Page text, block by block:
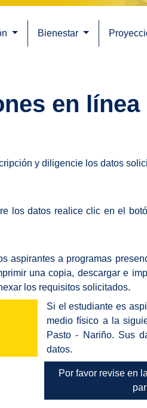
Bienestar
en línea
y diligencie los datos
los datos realice clic en el
aspirantes a programas
una copia, descargar e
los requisitos solicitados.
Si el estudiante es
medio físico a la
Pasto - Nariño. Sus
datos.
Por favor revise en